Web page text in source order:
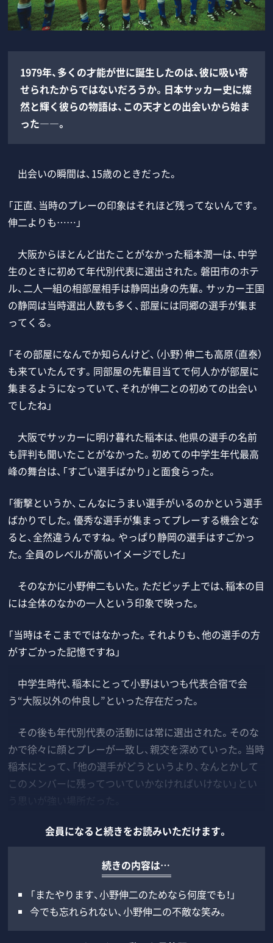
1979年、多くの才能が世に誕生したのは、彼に吸い寄
せられたからではないだろうか。日本サッカー史に燦
然と輝く彼らの物語は、この天才との出会いから始ま
った――。
出会いの瞬間は、15歳のときだった。
「正直、当時のプレーの印象はそれほど残ってないんです。
伸二よりも……」
大阪からほとんど出たことがなかった稲本潤一は、中学
生のときに初めて年代別代表に選出された。磐田市のホテ
ル、二人一組の相部屋相手は静岡出身の先輩。サッカー王国
の静岡は当時選出人数も多く、部屋には同郷の選手が集ま
ってくる。
「その部屋になんでか知らんけど、（小野）伸二も高原（直泰）
も来ていたんです。同部屋の先輩目当てで何人かが部屋に
集まるようになっていて、それが伸二との初めての出会い
でしたね」
大阪でサッカーに明け暮れた稲本は、他県の選手の名前
も評判も聞いたことがなかった。初めての中学生年代最高
峰の舞台は、「すごい選手ばかり」と面食らった。
「衝撃というか、こんなにうまい選手がいるのかという選手
ばかりでした。優秀な選手が集まってプレーする機会とな
ると、全然違うんですね。やっぱり静岡の選手はすごかっ
た。全員のレベルが高いイメージでした」
そのなかに小野伸二もいた。ただピッチ上では、稲本の目
には全体のなかの一人という印象で映った。
「当時はそこまでではなかった。それよりも、他の選手の方
がすごかった記憶ですね」
中学生時代、稲本にとって小野はいつも代表合宿で会
う“大阪以外の仲良し”といった存在だった。
その後も年代別代表の活動には常に選出された。そのな
かで徐々に顔とプレーが一致し、親交を深めていった。当時
稲本にとって、「他の選手がどうというより、なんとかして
このメンバーに残ってついていかなければいけない」とい
会員になると続きをお読みいただけます。
続きの内容は…
「またやります、小野伸二のためなら何度でも！」
今でも忘れられない、小野伸二の不敵な笑み。